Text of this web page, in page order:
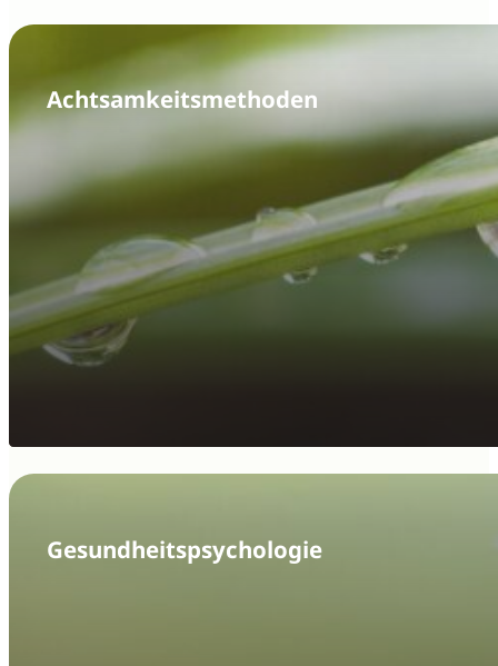
Achtsamkeits­methoden
Gesundheits­psychologie